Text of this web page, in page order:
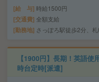
給 与 時給1500円
交通費 全額支給
勤務地 さっぽろ駅徒歩2分、
【1900円】長期！英語
時台定時[派遣]